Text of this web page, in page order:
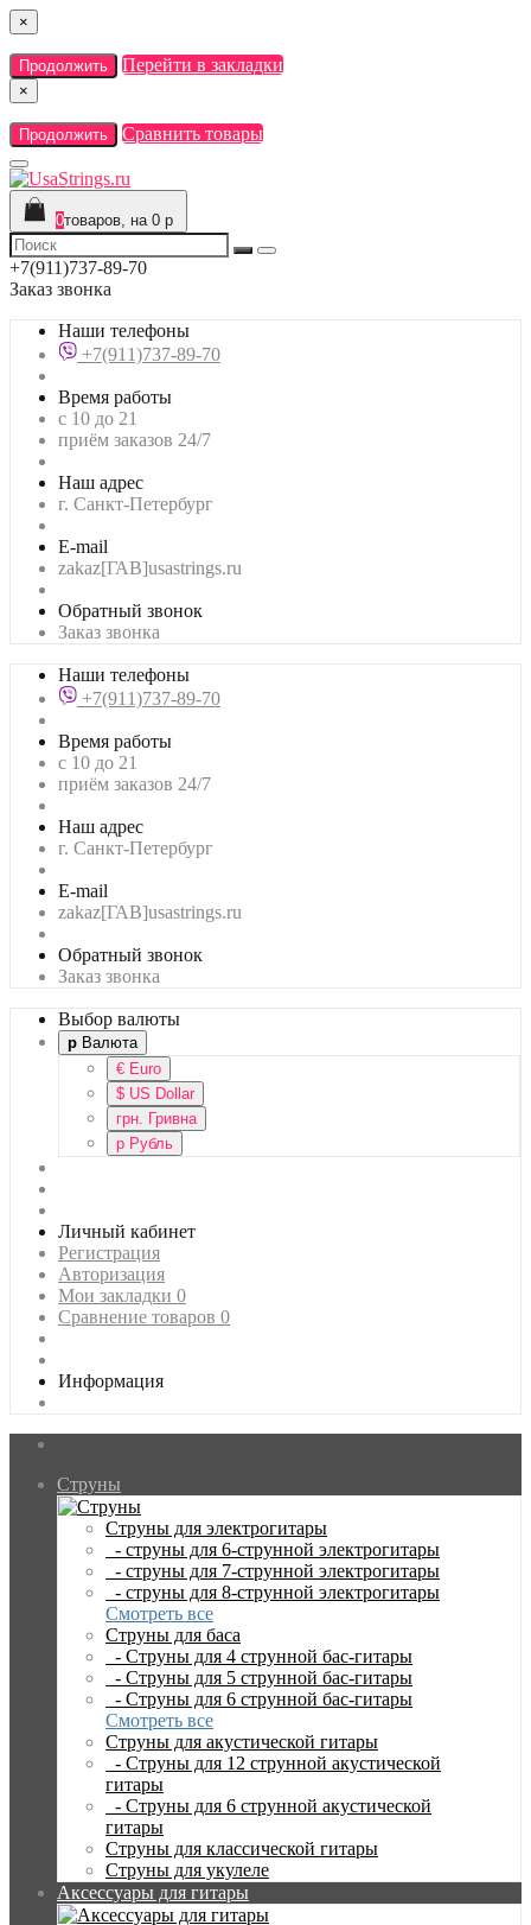
×
Продолжить Перейти в закладки
×
Продолжить Сравнить товары
0товаров, на 0 р
+7(911)737-89-70
Заказ звонка
Наши телефоны
+7(911)737-89-70
Время работы
с 10 до 21
приём заказов 24/7
Наш адрес
г. Санкт-Петербург
E-mail
zakaz[ГАВ]usastrings.ru
Обратный звонок
Заказ звонка
Наши телефоны
+7(911)737-89-70
Время работы
с 10 до 21
приём заказов 24/7
Наш адрес
г. Санкт-Петербург
E-mail
zakaz[ГАВ]usastrings.ru
Обратный звонок
Заказ звонка
Выбор валюты
р Валюта
€ Euro
$ US Dollar
грн. Гривна
р Рубль
Личный кабинет
Регистрация
Авторизация
Мои закладки 0
Сравнение товаров 0
Информация
Струны
Струны для электрогитары
- струны для 6-струнной электрогитары
- струны для 7-струнной электрогитары
- струны для 8-струнной электрогитары
Смотреть все
Струны для баса
- Струны для 4 струнной бас-гитары
- Струны для 5 струнной бас-гитары
- Струны для 6 струнной бас-гитары
Смотреть все
Струны для акустической гитары
- Струны для 12 струнной акустической
гитары
- Струны для 6 струнной акустической
гитары
Струны для классической гитары
Струны для укулеле
Аксессуары для гитары